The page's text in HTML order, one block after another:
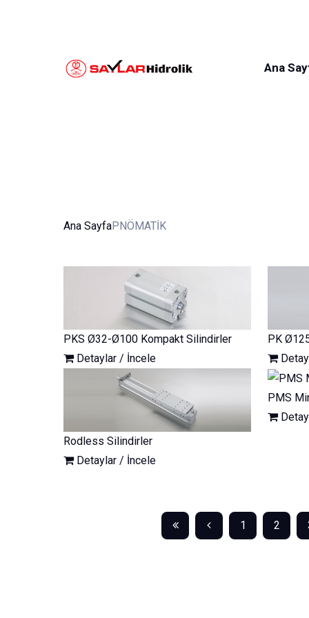
Ana
Ana SayfaPNÖMATİK
PKS Ø32-Ø100 Kompakt Silindirler
Detaylar / İncele
PK
Rodless Silindirler
Detaylar / İncele
PMS
1 2